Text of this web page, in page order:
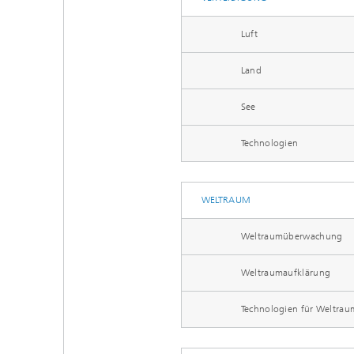
Luft
Land
See
Technologien
WELTRAUM
Weltraumüberwachung
Weltraumaufklärung
Technologien für